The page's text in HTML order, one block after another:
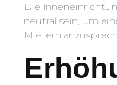
Die
neutral sein, um
Mietern